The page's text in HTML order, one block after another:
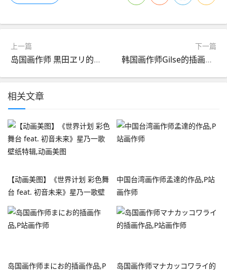
上一篇
岛国画作师 黒田ヱリ的插画作品,P站画作师
下一篇
韩国画作师Gilse的插画作品,P站画作师
相关文章
【动画美图】《世界计划 彩色舞
台 feat. 初音未来》星乃一歌壁
纸特辑,动画美图
中国台湾画作师孟達的作品,P站
画作师
岛国画作师まにお的插画作品,P
岛国画作师マナカッコワライ的